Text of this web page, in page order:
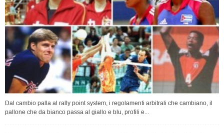
Dal cambio palla al rally point system, i regolamenti arbitrali che cambiano, il
pallone che da bianco passa al giallo e blu, profili e...